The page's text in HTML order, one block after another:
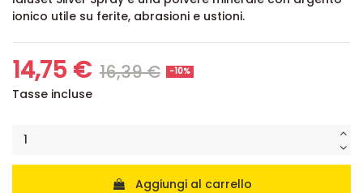
ionico utile su ferite, abrasioni e ustioni.
14,75 € 16,39 € -10%
Tasse incluse
Aggiungi al carrello